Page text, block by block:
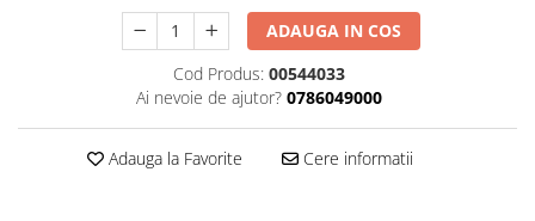
Burghie pentru sticla si ceramica
Dalti, spit-uri SDS+ si SDS MAX
Carote, freze si accesorii pentru
ADAUGA IN COS
Cod Produs: 00544033
Ai nevoie de ajutor? 0786049000
Adauga la Favorite Cere informatii